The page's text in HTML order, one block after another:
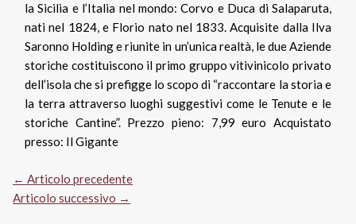
la Sicilia e l’Italia nel mondo: Corvo e Duca di Salaparuta,
nati nel 1824, e Florio nato nel 1833. Acquisite dalla Ilva
Saronno Holding e riunite in un’unica realtà, le due Aziende
storiche costituiscono il primo gruppo vitivinicolo privato
dell’isola che si prefigge lo scopo di “raccontare la storia e
la terra attraverso luoghi suggestivi come le Tenute e le
storiche Cantine”. Prezzo pieno: 7,99 euro Acquistato
presso: Il Gigante
← Articolo precedente
Articolo successivo →